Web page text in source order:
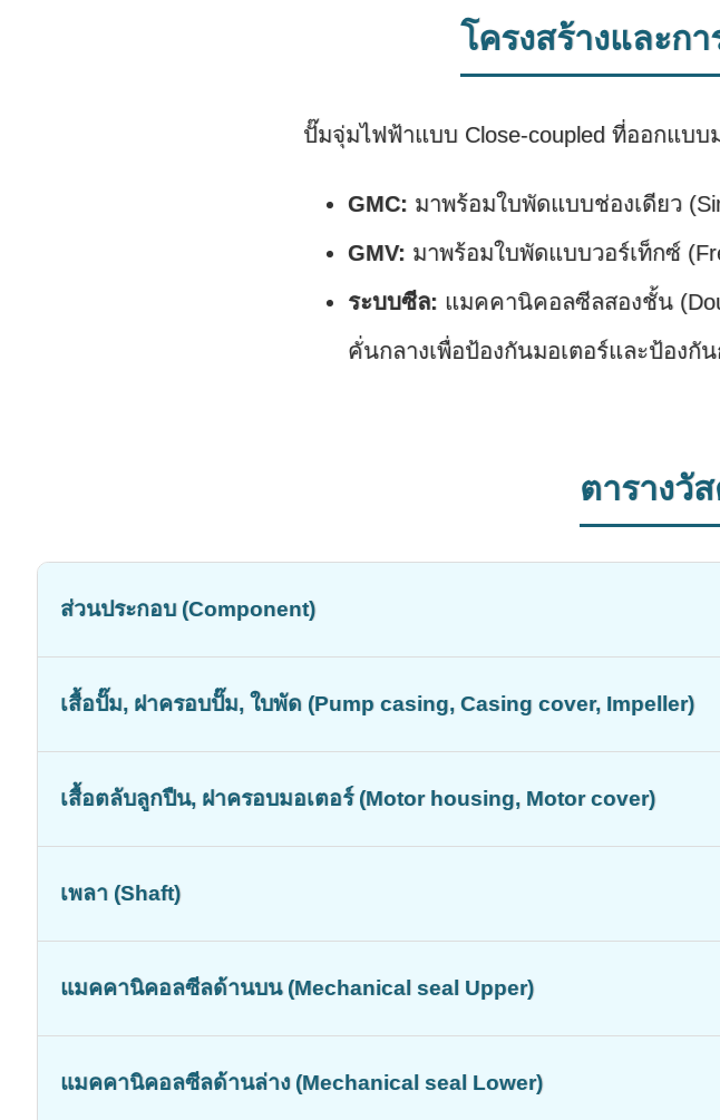
โครงสร้างและก
ปั๊มจุ่มไฟฟ้าแบบ Close-coupled ที่ออกแบบ
GMC: มาพร้อมใบพัดแบบช่องเดียว
GMV: มาพร้อมใบพัดแบบวอร์เท็กซ์
ระบบซีล: แมคคานิคอลซีลสองชั้น
คั่นกลางเพื่อป้องกันมอเตอร์และป้องกั
ตารางวั
ส่วนประกอบ (Component)
เสื้อปั๊ม, ฝาครอบปั๊ม, ใบพัด (Pump casing, Casing cover, Impeller)
เสื้อตลับลูกปืน, ฝาครอบมอเตอร์ (Motor housing, Motor cover)
เพลา (Shaft)
แมคคานิคอลซีลด้านบน (Mechanical seal Upper)
แมคคานิคอลซีลด้านล่าง (Mechanical seal Lower)